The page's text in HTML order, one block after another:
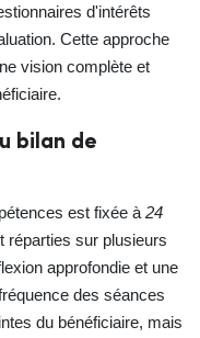
d'intérêts
Cette approche
vision complète et
bilan de
est fixée à 24
réparties sur plusieurs
approfondie et une
des séances
du bénéficiaire, mais